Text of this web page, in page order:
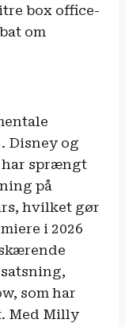
box office-
om
Disney og
har sprængt
på
hvilket gør
i 2026
som har
Med Milly